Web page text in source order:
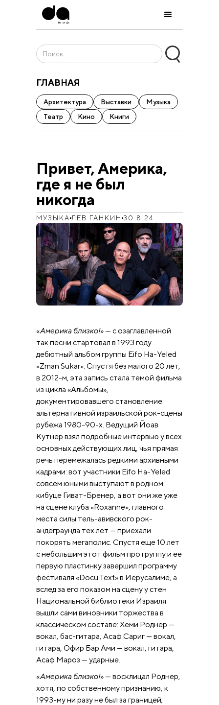
ГЛАВНАЯ
Архитектура Выставки
Музыка
Театр
Кино Книги
Привет, Америка,
где я не был
никогда
МУЗЫКА ЛЕВ ГАНКИН 30.8.24
«Америка близко!» — с озаглавленной
так песни стартовал в 1993 году
дебютный альбом группы Eifo Ha-Yeled
«Zman Sukar». Спустя без малого 20 лет,
в 2012-м, эта запись стала темой фильма
из цикла «Альбомы»,
документировавшего становление
альтернативной израильской рок-сцены
рубежа 1980-90-х. Ведущий Йоав
Кутнер взял подробные интервью у всех
основных действующих лиц, чья прямая
речь перемежалась редкими архивными
кадрами: вот участники Eifo Ha-Yeled
совсем юными выступают в родном
кибуце Гиват-Бренер, а вот они же уже
на сцене клуба «Roxanne», главного
места силы тель-авивского рок-
андеграунда тех лет — приехали
покорять мегаполис. Спустя еще 10 лет
с небольшим этот фильм про группу и ее
первую пластинку завершил программу
фестиваля «Docu.Text» в Иерусалиме, а
вслед за его показом на сцену у стен
Национальной библиотеки Израиля
вышли сами виновники торжества в
классическом составе: Хеми Роднер —
вокал, бас-гитара, Асаф Сариг — вокал,
гитара, Офир Бар Ами — вокал, гитара,
Асаф Мароз — ударные.
«Америка близко!» — восклицал Роднер,
хотя, по собственному признанию, к
1993-му ни разу не был за границей;